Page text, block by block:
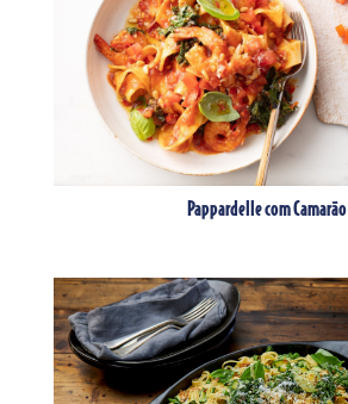
Pappardelle com Camarão